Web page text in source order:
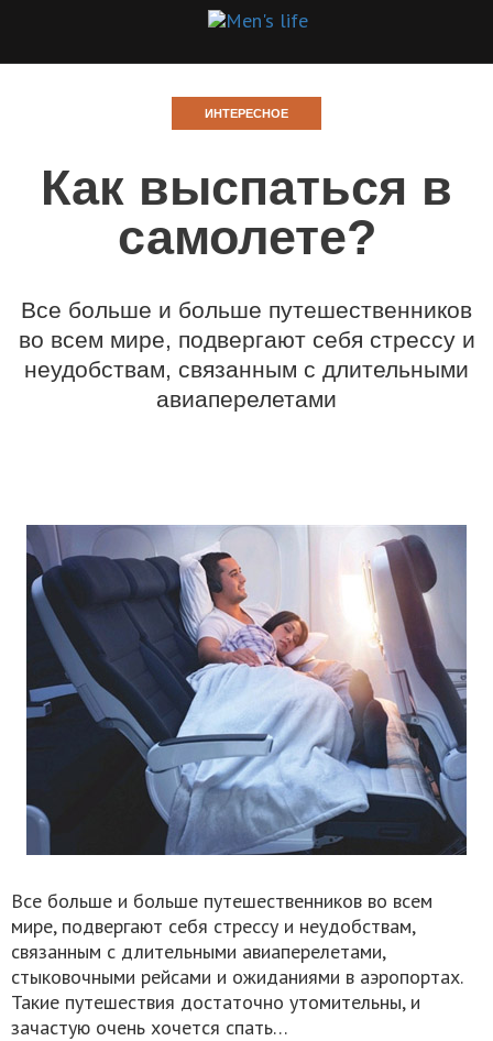
ИНТЕРЕСНОЕ
Как выспаться в
самолете?
Все больше и больше путешественников
во всем мире, подвергают себя стрессу и
неудобствам, связанным с длительными
авиаперелетами
Все больше и больше путешественников во всем
мире, подвергают себя стрессу и неудобствам,
связанным с длительными авиаперелетами,
стыковочными рейсами и ожиданиями в аэропортах.
Такие путешествия достаточно утомительны, и
зачастую очень хочется спать…